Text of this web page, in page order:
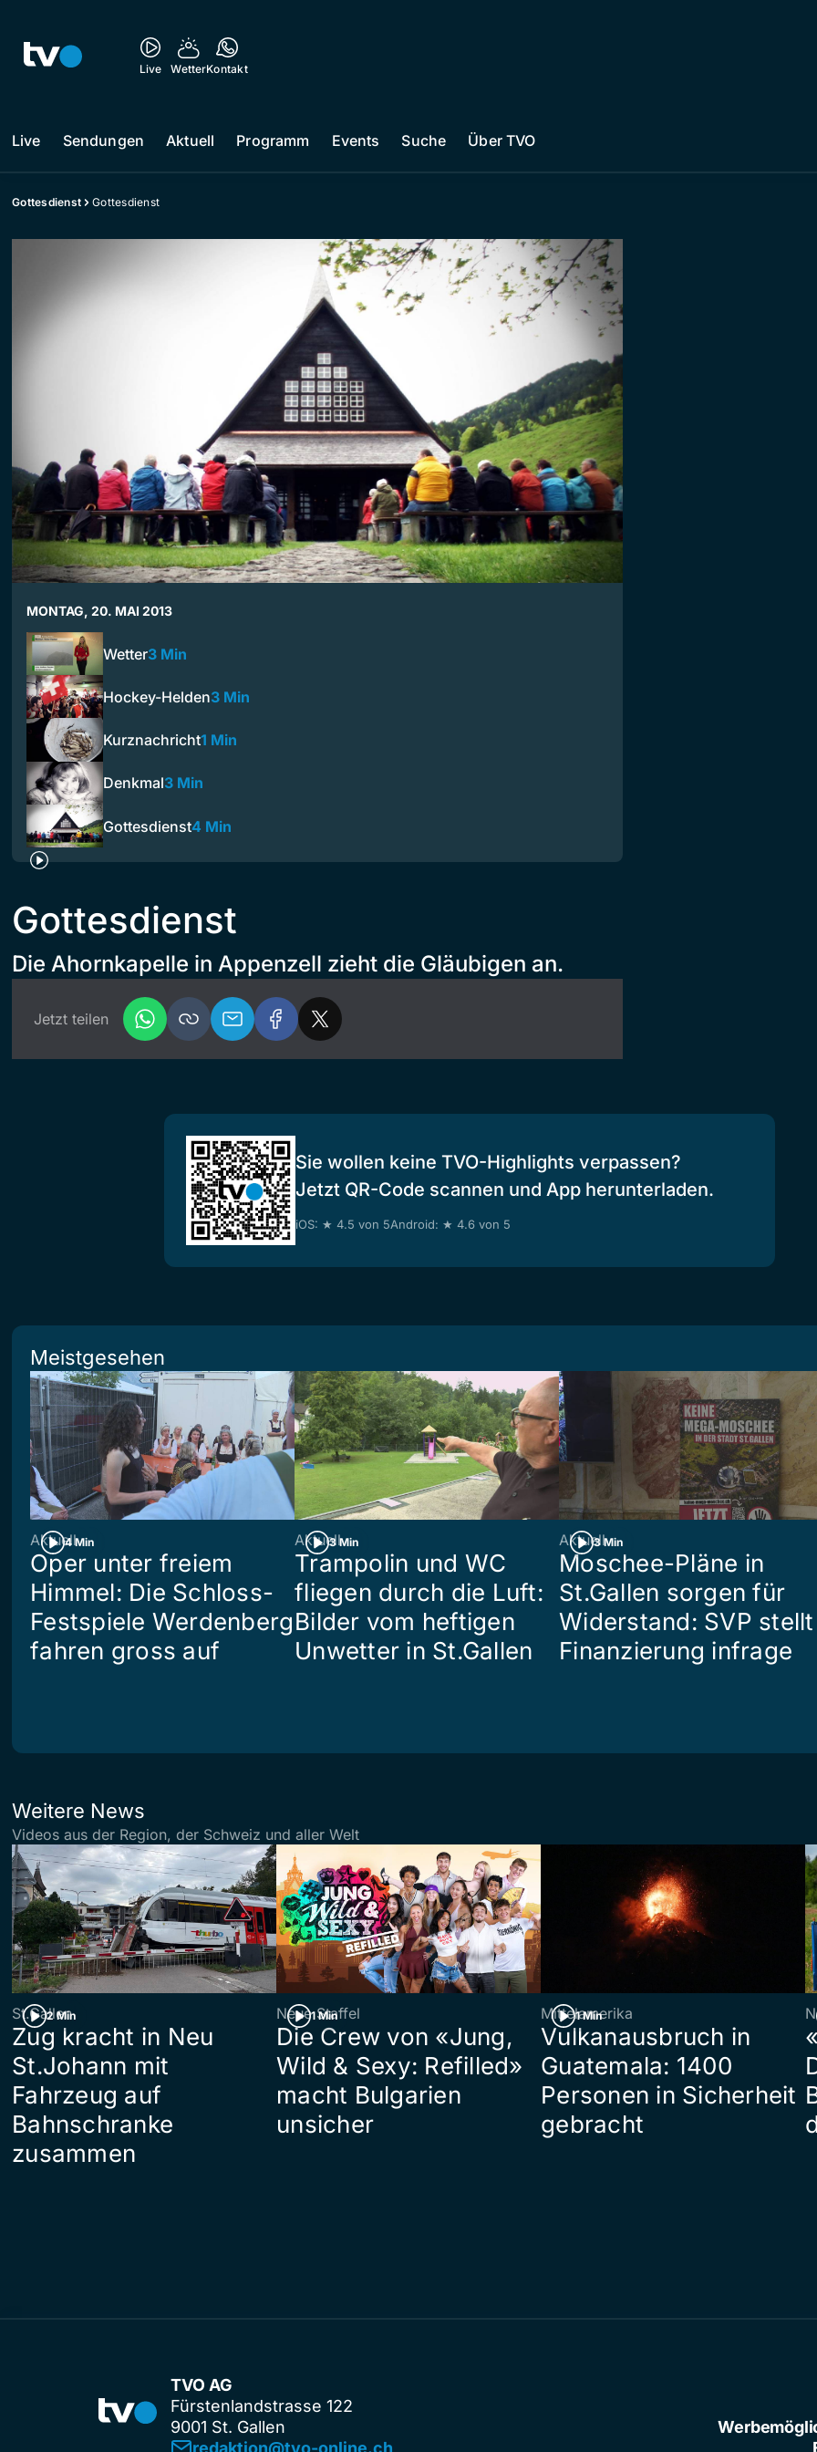
Live WetterKontakt
Live Sendungen Aktuell Programm Events Suche Über TVO
Gottesdienst Gottesdienst
MONTAG, 20. MAI 2013
Wetter3 Min
Hockey-Helden3 Min
Kurznachricht1 Min
Denkmal3 Min
Gottesdienst4 Min
Gottesdienst
Die Ahornkapelle in Appenzell zieht die Gläubigen an.
Jetzt teilen
Sie wollen keine TVO-Highlights verpassen?
Jetzt QR-Code scannen und App herunterladen.
iOS: ★ 4.5 von 5Android: ★ 4.6 von 5
Meistgesehen
4 Min
Aktuell
Oper unter freiem
Himmel: Die Schloss-
Festspiele Werdenberg
fahren gross auf
3 Min
Aktuell
Trampolin und WC
fliegen durch die Luft:
Bilder vom heftigen
Unwetter in St.Gallen
3 Min
Aktuell
Moschee-Pläne in
St.Gallen sorgen für
Widerstand: SVP stellt
Finanzierung infrage
Weitere News
Videos aus der Region, der Schweiz und aller Welt
2 Min
St.Gallen
Zug kracht in Neu
St.Johann mit
Fahrzeug auf
Bahnschranke
zusammen
1 Min
Neue Staffel
Die Crew von «Jung,
Wild & Sexy: Refilled»
macht Bulgarien
unsicher
1 Min
Mittelamerika
Vulkanausbruch in
Guatemala: 1400
Personen in Sicherheit
gebracht
TVO AG
Fürstenlandstrasse 122
9001 St. Gallen